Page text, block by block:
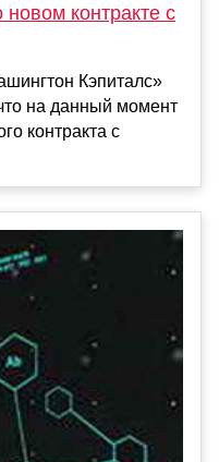
контракте с
Кэпиталс»
на данный момент
контракта с